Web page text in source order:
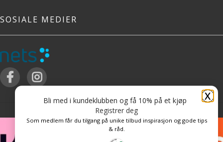
SOSIALE MEDIER
X
Bli med i kundeklubben og få 10% på et kjøp
Registrer deg
Som medlem får du tilgang på unike tilbud inspirasjon og gode tips
& råd.